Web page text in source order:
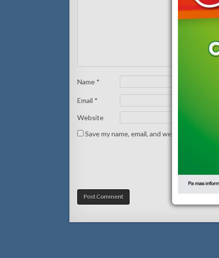
Name *
Email *
Website
Save my name, email, and website in this